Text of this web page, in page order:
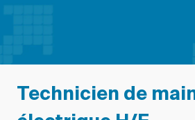
Technicien de